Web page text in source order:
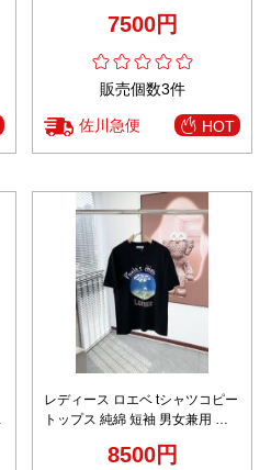
7500円
販売個数3件
佐川急便 HOT
レディース ロエベ tシャツコピー
トップス 純綿 短袖 男女兼用 柔
8500円